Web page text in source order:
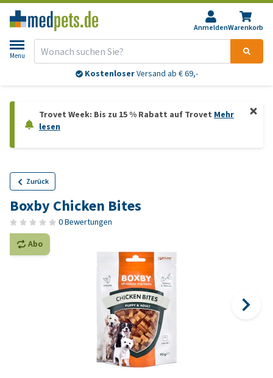
AnmeldenWarenkorb
Menu
KostenloserVersand ab € 69,-
Trovet Week: Bis zu 15 % Rabatt auf Trovet Mehr
lesen
Zurück
Boxby Chicken Bites
0 Bewertungen
Abo